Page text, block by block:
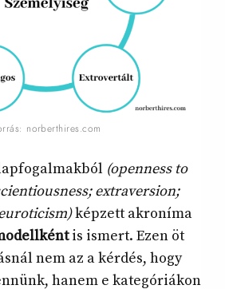
norberthires.com
(openness to
extraversion;
képzett akroníma
is ismert. Ezen öt
nem az a kérdés, hogy
hanem e kategóriákon